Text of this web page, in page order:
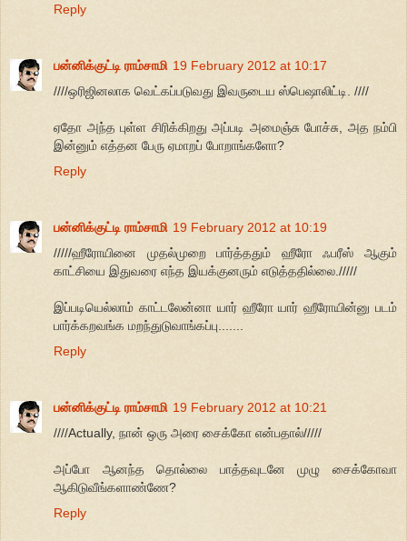
Reply
பன்னிக்குட்டி ராம்சாமி 19 February 2012 at 10:17
////ஒரிஜினலாக வெட்கப்படுவது இவருடைய ஸ்பெஷாலிட்டி. ////
ஏதோ அந்த புள்ள சிரிக்கிறது அப்படி அமைஞ்சு போச்சு, அத நம்பி
இன்னும் எத்தன பேரு ஏமாறப் போறாங்களோ?
Reply
பன்னிக்குட்டி ராம்சாமி 19 February 2012 at 10:19
/////ஹீரோயினை முதல்முறை பார்த்ததும் ஹீரோ ஃபரீஸ் ஆகும்
காட்சியை இதுவரை எந்த இயக்குனரும் எடுத்ததில்லை./////
இப்படியெல்லாம் காட்டலேன்னா யார் ஹீரோ யார் ஹீரோயின்னு படம்
பார்க்கறவங்க மறந்துடுவாங்கப்பு.......
Reply
பன்னிக்குட்டி ராம்சாமி 19 February 2012 at 10:21
////Actually, நான் ஒரு அரை சைக்கோ என்பதால்/////
அப்போ ஆனந்த தொல்லை பாத்தவுடனே முழு சைக்கோவா
ஆகிடுவீங்களாண்ணே?
Reply